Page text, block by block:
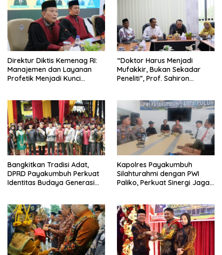
Direktur Diktis Kemenag RI:
Manajemen dan Layanan
Profetik Menjadi Kunci
Kampus Bereputasi Global
“Doktor Harus Menjadi
Mufakkir, Bukan Sekadar
Peneliti”, Prof. Sahiron
Bangkitkan Tradisi Adat,
DPRD Payakumbuh Perkuat
Identitas Budaya Generasi
Kapolres Payakumbuh
Silahturahmi dengan PWI
Paliko, Perkuat Sinergi Jaga